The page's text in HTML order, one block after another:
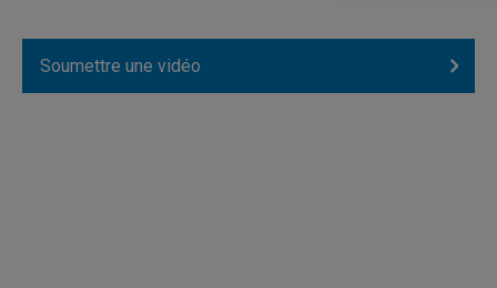
Soumettre une vidéo